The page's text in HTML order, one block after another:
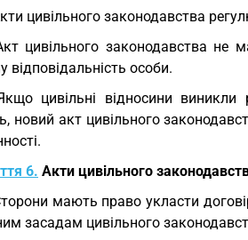
цивільного законодавства
цивільного законодавства не
відповідальність особи.
цивільні відносини виникли
новий акт цивільного
6. Акти цивільного
мають право укласти
засадам цивільного